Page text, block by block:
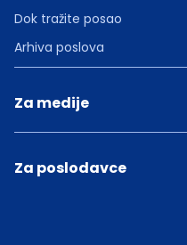
Dok tražite posao
Arhiva poslova
Za medije
Za poslodavce